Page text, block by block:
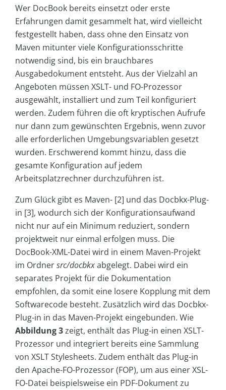
Wer DocBook bereits einsetzt oder erste
Erfahrungen damit gesammelt hat, wird vielleicht
festgestellt haben, dass ohne den Einsatz von
Maven mitunter viele Konfigurationsschritte
notwendig sind, bis ein brauchbares
Ausgabedokument entsteht. Aus der Vielzahl an
Angeboten müssen XSLT- und FO-Prozessor
ausgewählt, installiert und zum Teil konfiguriert
werden. Zudem führen die oft kryptischen Aufrufe
nur dann zum gewünschten Ergebnis, wenn zuvor
alle erforderlichen Umgebungsvariablen gesetzt
wurden. Erschwerend kommt hinzu, dass die
gesamte Konfiguration auf jedem
Arbeitsplatzrechner durchzuführen ist.
Zum Glück gibt es Maven- [2] und das Docbkx-Plug-
in [3], wodurch sich der Konfigurationsaufwand
nicht nur auf ein Minimum reduziert, sondern
projektweit nur einmal erfolgen muss. Die
DocBook-XML-Datei wird in einem Maven-Projekt
im Ordnersrc/docbkxabgelegt. Dabei wird ein
separates Projekt für die Dokumentation
empfohlen, da somit eine losere Kopplung mit dem
Softwarecode besteht. Zusätzlich wird das Docbkx-
Plug-in in das Maven-Projekt eingebunden. Wie
Abbildung 3zeigt, enthält das Plug-in einen XSLT-
Prozessor und integriert bereits eine Sammlung
von XSLT Stylesheets. Zudem enthält das Plug-in
den Apache-FO-Prozessor (FOP), um aus einer XSL-
FO-Datei beispielsweise ein PDF-Dokument zu